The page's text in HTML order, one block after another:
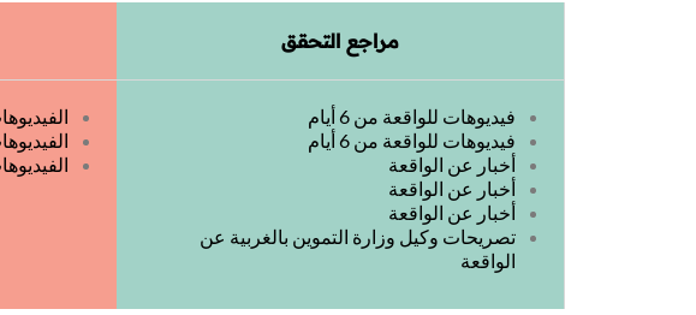
مراجع التحقق
فيديوهات للواقعة من 6 أيام
فيديوهات للواقعة من 6 أيام
أخبار عن الواقعة
أخبار عن الواقعة
أخبار عن الواقعة
تصريحات وكيل وزارة التموين بالغربية عن
الواقعة